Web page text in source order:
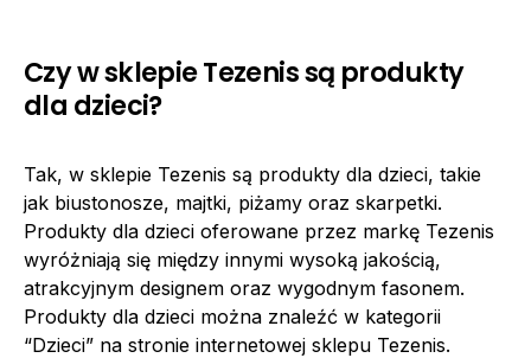
Czy w sklepie Tezenis są produkty
dla dzieci?
Tak, w sklepie Tezenis są produkty dla dzieci, takie
jak biustonosze, majtki, piżamy oraz skarpetki.
Produkty dla dzieci oferowane przez markę Tezenis
wyróżniają się między innymi wysoką jakością,
atrakcyjnym designem oraz wygodnym fasonem.
Produkty dla dzieci można znaleźć w kategorii
“Dzieci” na stronie internetowej sklepu Tezenis.